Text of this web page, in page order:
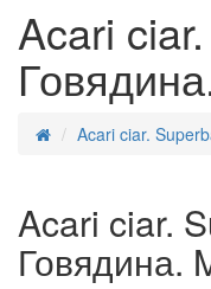
Acari
Acari ciar.
Acari ciar.
Говядина.